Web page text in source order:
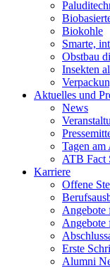
Biokohle
Smarte,
Obstbau
Insekten
Aktuelles und
News
Tagen am
ATB Fact
Karriere
Offene
Angebote
Angebote
Erste
Alumni